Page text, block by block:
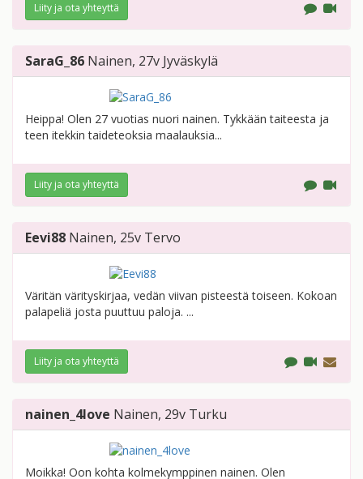
Liity ja ota yhteyttä
SaraG_86 Nainen, 27v Jyväskylä
Heippa! Olen 27 vuotias nuori nainen. Tykkään taiteesta ja
teen itekkin taideteoksia maalauksia...
Liity ja ota yhteyttä
Eevi88 Nainen, 25v Tervo
Väritän värityskirjaa, vedän viivan pisteestä toiseen. Kokoan
palapeliä josta puuttuu paloja. ...
Liity ja ota yhteyttä
nainen_4love Nainen, 29v Turku
Moikka! Oon kohta kolmekymppinen nainen. Olen